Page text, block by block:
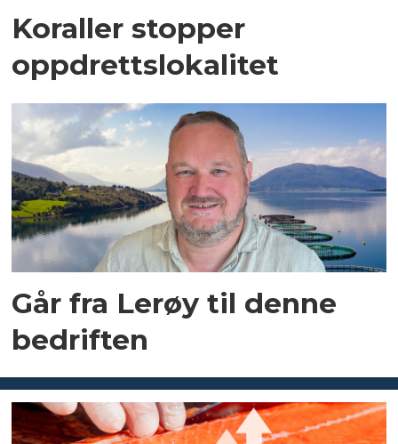
Koraller stopper
oppdrettslokalitet
Går fra Lerøy til denne
bedriften